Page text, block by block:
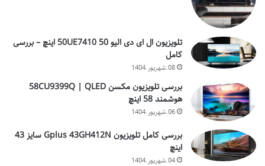
تلویزیون ال ای دی الیو 50UE7410 50 اینچ – بررسی
کامل
08.شهریور.1404
بررسی تلویزیون مکسن 58CU9399Q | QLED
هوشمند 58 اینچ
06.شهریور.1404
بررسی کامل تلویزیون Gplus 43GH412N سایز 43
اینچ
04.شهریور.1404